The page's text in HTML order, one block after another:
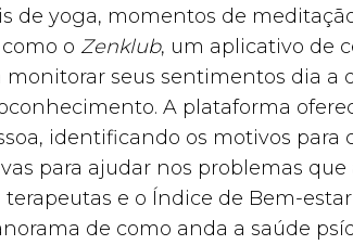
de yoga, momentos de
o Zenklub, um aplicativo de
monitorar seus sentimentos dia a
A plataforma
identificando os motivos para
para ajudar nos problemas que
e o Índice de Bem-
de como anda a saúde